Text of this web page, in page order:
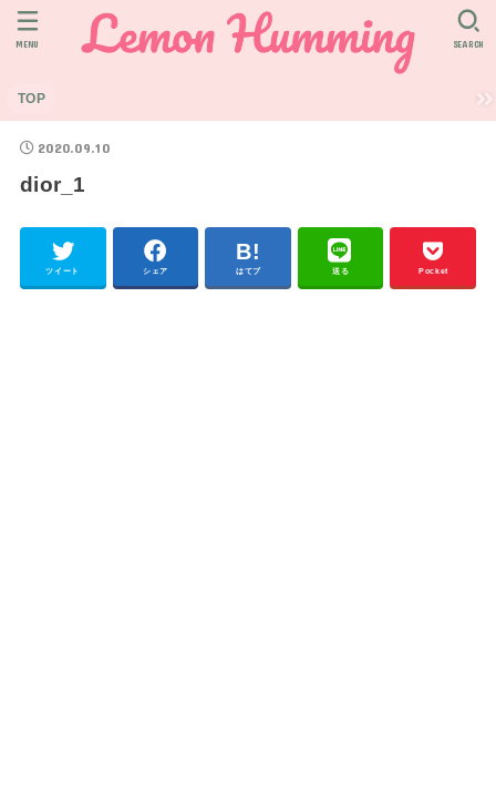
TOP
SEARCH
MENU
2020.09.10
dior_1
ツイート シェア はてブ 送る Pocket